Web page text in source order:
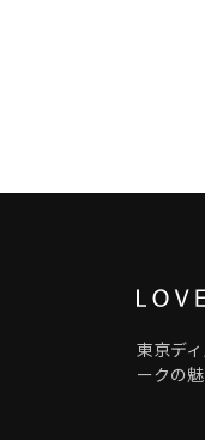
東京デ
ークの